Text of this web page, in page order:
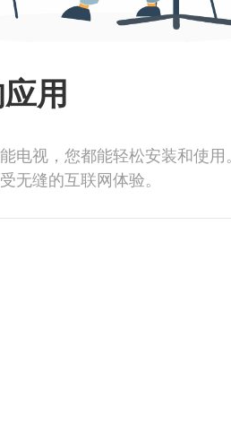
用
视，您都能轻松安装和使用。
无缝的互联网体验。